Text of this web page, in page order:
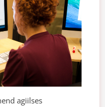
agiilses